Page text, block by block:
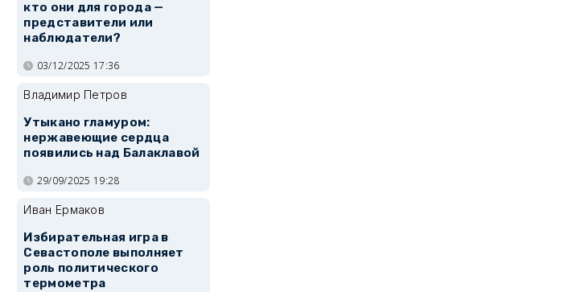
кто они для города —
представители или
наблюдатели?
03/12/2025 17:36
Владимир Петров
Утыкано гламуром:
нержавеющие сердца
появились над Балаклавой
29/09/2025 19:28
Иван Ермаков
Избирательная игра в
Севастополе выполняет
роль политического
термометра